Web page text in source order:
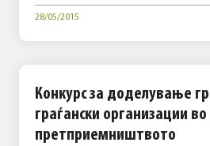
28/05/2015
Конкурс за доделување
граѓански организации
претприемништвото